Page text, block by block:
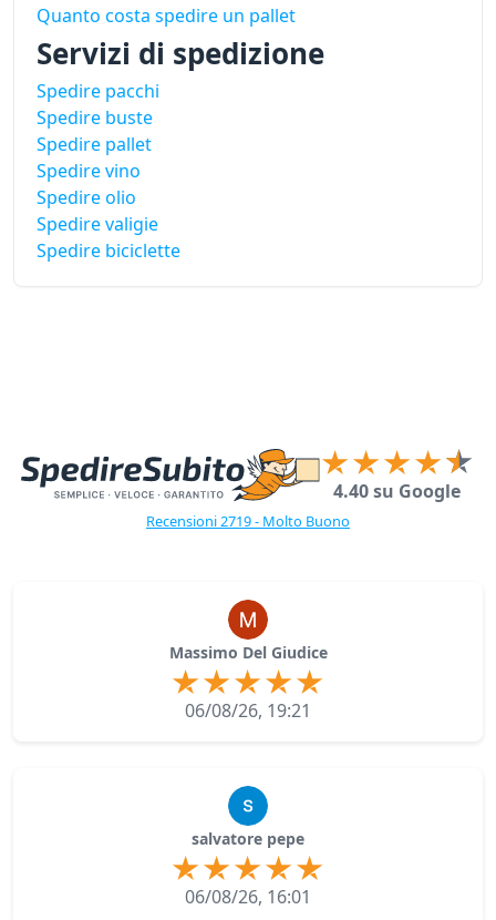
Quanto costa spedire un pallet
Servizi di spedizione
Spedire pacchi
Spedire buste
Spedire pallet
Spedire vino
Spedire olio
Spedire valigie
Spedire biciclette
4.40 su Google
Recensioni 2719 - Molto Buono
Massimo Del Giudice
06/08/26, 19:21
salvatore pepe
06/08/26, 16:01